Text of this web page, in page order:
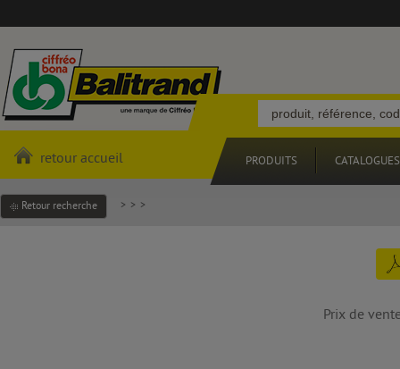
retour accueil PRODUITS CATALOGUES
Retour recherche > > >
Prix de